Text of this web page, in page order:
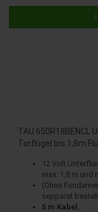
TAU 650R18BENCL
Torflügel bis 1,8m
12 Volt
max. 1,8 m und
(Ohne
sepparat
5 m Kabel.